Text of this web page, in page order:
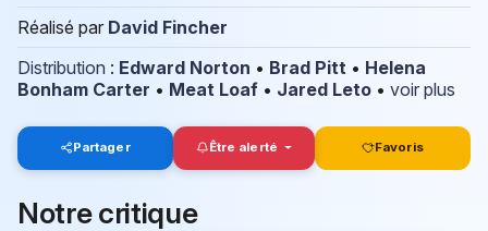
Réalisé par David Fincher
Distribution : Edward Norton • Brad Pitt • Helena
Bonham Carter • Meat Loaf • Jared Leto • voir plus
Partager Être alerté Favoris
Notre critique